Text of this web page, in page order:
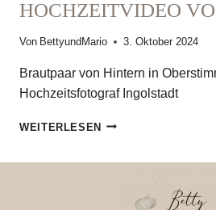
HOCHZEITVIDEO
Von BettyundMario 3. Oktober 2024
Brautpaar von Hintern in
Hochzeitsfotograf Ingolstadt
WEITERLESEN HOCHZEITSFOTOS
VOGELSANG